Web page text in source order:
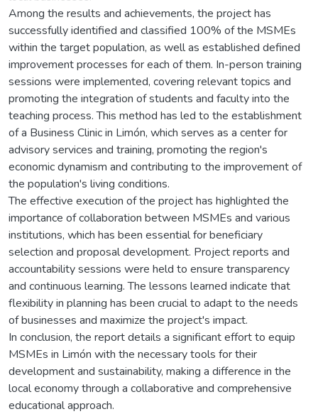
Among the results and achievements, the project has
successfully identified and classified 100% of the MSMEs
within the target population, as well as established defined
improvement processes for each of them. In-person training
sessions were implemented, covering relevant topics and
promoting the integration of students and faculty into the
teaching process. This method has led to the establishment
of a Business Clinic in Limón, which serves as a center for
advisory services and training, promoting the region's
economic dynamism and contributing to the improvement of
the population's living conditions.
The effective execution of the project has highlighted the
importance of collaboration between MSMEs and various
institutions, which has been essential for beneficiary
selection and proposal development. Project reports and
accountability sessions were held to ensure transparency
and continuous learning. The lessons learned indicate that
flexibility in planning has been crucial to adapt to the needs
of businesses and maximize the project's impact.
In conclusion, the report details a significant effort to equip
MSMEs in Limón with the necessary tools for their
development and sustainability, making a difference in the
local economy through a collaborative and comprehensive
educational approach.